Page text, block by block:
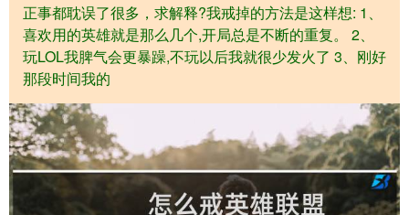
正事都耽误了很多，求解释?我戒掉的方法是这样想: 1、
喜欢用的英雄就是那么几个,开局总是不断的重复。 2、
玩LOL我脾气会更暴躁,不玩以后我就很少发火了 3、刚好
那段时间我的